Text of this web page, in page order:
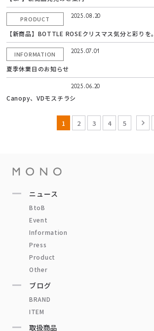
2025.08.20
PRODUCT
【新商品】BOTTLE ROSEクリスマス気分と彩りを。
2025.07.01
INFORMATION
夏季休業日のお知らせ
2025.06.20
Canopy、VDモスチラシ
1 2 3 4 5
ニュース
BtoB
Event
Information
Press
Product
Other
ブログ
BRAND
ITEM
取扱商品